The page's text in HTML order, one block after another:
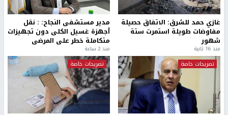
غازي حمد للشرق: الاتفاق حصيلة
مفاوضات طويلة استمرت ستة
شهور
منذ 16 ثانية
مدير مستشفى النجاح: : نقل
أجهزة غسيل الكلى دون تجهيزات
متكاملة خطر على المرضى
منذ 2 ساعة
تصريحات خاصة
تصريحات خاصة